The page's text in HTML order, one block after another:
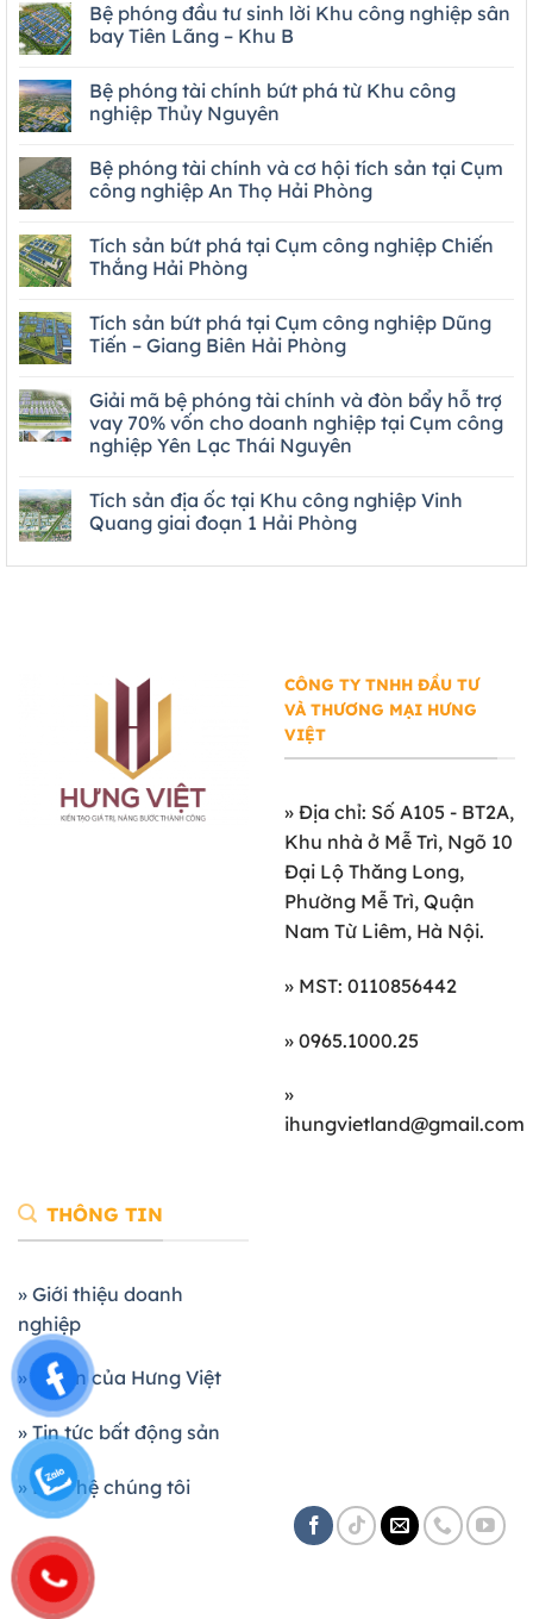
Bệ phóng đầu tư sinh lời Khu công nghiệp sân
bay Tiên Lãng – Khu B
Bệ phóng tài chính bứt phá từ Khu công
nghiệp Thủy Nguyên
Bệ phóng tài chính và cơ hội tích sản tại Cụm
công nghiệp An Thọ Hải Phòng
Tích sản bứt phá tại Cụm công nghiệp Chiến
Thắng Hải Phòng
Tích sản bứt phá tại Cụm công nghiệp Dũng
Tiến – Giang Biên Hải Phòng
Giải mã bệ phóng tài chính và đòn bẩy hỗ trợ
vay 70% vốn cho doanh nghiệp tại Cụm công
nghiệp Yên Lạc Thái Nguyên
Tích sản địa ốc tại Khu công nghiệp Vinh
Quang giai đoạn 1 Hải Phòng
CÔNG TY TNHH ĐẦU TƯ
VÀ THƯƠNG MẠI HƯNG
VIỆT
» Địa chỉ: Số A105 - BT2A,
Khu nhà ở Mễ Trì, Ngõ 10
Đại Lộ Thăng Long,
Phường Mễ Trì, Quận
Nam Từ Liêm, Hà Nội.
» MST: 0110856442
» 0965.1000.25
»
ihungvietland@gmail.com
THÔNG TIN
» Giới thiệu doanh
nghiệp
» Dự án của Hưng Việt
» Tin tức bất động sản
» Liên hệ chúng tôi